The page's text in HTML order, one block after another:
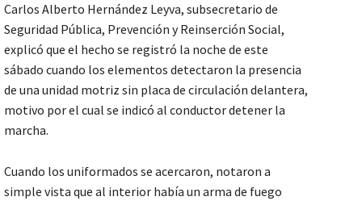
Carlos Alberto Hernández Leyva, subsecretario de
Seguridad Pública, Prevención y Reinserción Social,
explicó que el hecho se registró la noche de este
sábado cuando los elementos detectaron la presencia
de una unidad motriz sin placa de circulación delantera,
motivo por el cual se indicó al conductor detener la
marcha.
Cuando los uniformados se acercaron, notaron a
simple vista que al interior había un arma de fuego